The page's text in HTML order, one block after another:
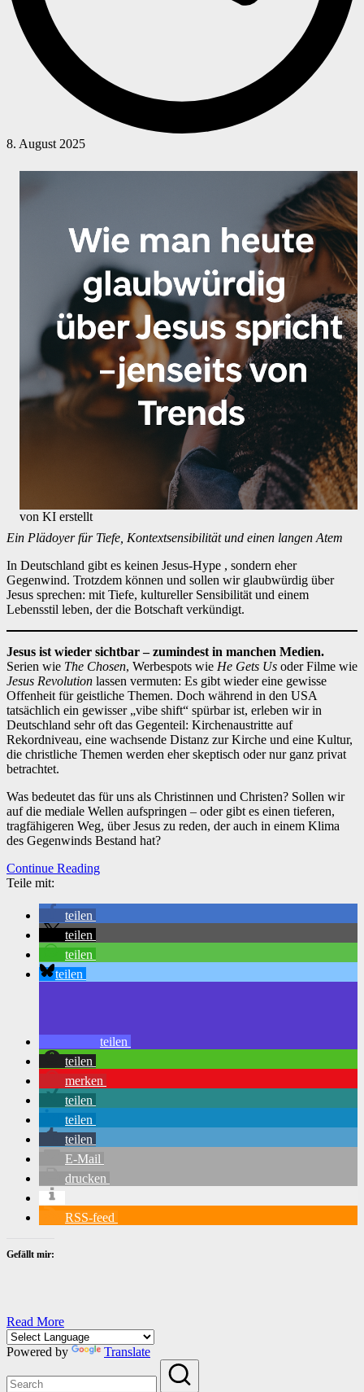
8. August 2025
von KI erstellt
Ein Plädoyer für Tiefe, Kontextsensibilität und einen langen Atem
In Deutschland gibt es keinen Jesus-Hype , sondern eher
Gegenwind. Trotzdem können und sollen wir glaubwürdig über
Jesus sprechen: mit Tiefe, kultureller Sensibilität und einem
Lebensstil leben, der die Botschaft verkündigt.
Jesus ist wieder sichtbar – zumindest in manchen Medien.
Serien wie The Chosen, Werbespots wie He Gets Us oder Filme wie
Jesus Revolution lassen vermuten: Es gibt wieder eine gewisse
Offenheit für geistliche Themen. Doch während in den USA
tatsächlich ein gewisser „vibe shift“ spürbar ist, erleben wir in
Deutschland sehr oft das Gegenteil: Kirchenaustritte auf
Rekordniveau, eine wachsende Distanz zur Kirche und eine Kultur,
die christliche Themen werden eher skeptisch oder nur ganz privat
betrachtet.
Was bedeutet das für uns als Christinnen und Christen? Sollen wir
auf die mediale Wellen aufspringen – oder gibt es einen tieferen,
tragfähigeren Weg, über Jesus zu reden, der auch in einem Klima
des Gegenwinds Bestand hat?
Continue Reading
Teile mit:
teilen
teilen
teilen
teilen
teilen
teilen
merken
teilen
teilen
teilen
E-Mail
drucken
RSS-feed
Gefällt mir:
Read More
Powered by Translate